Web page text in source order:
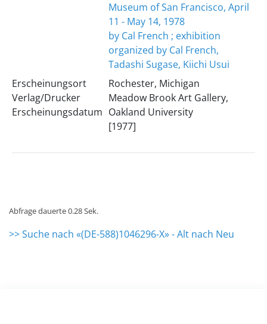
Museum of San Francisco, April
11 - May 14, 1978
by Cal French ; exhibition
organized by Cal French,
Tadashi Sugase, Kiichi Usui
Erscheinungsort
Verlag/Drucker
Erscheinungsdatum
Rochester, Michigan
Meadow Brook Art Gallery,
Oakland University
[1977]
Abfrage dauerte 0.28 Sek.
>> Suche nach «(DE-588)1046296-X» - Alt nach Neu